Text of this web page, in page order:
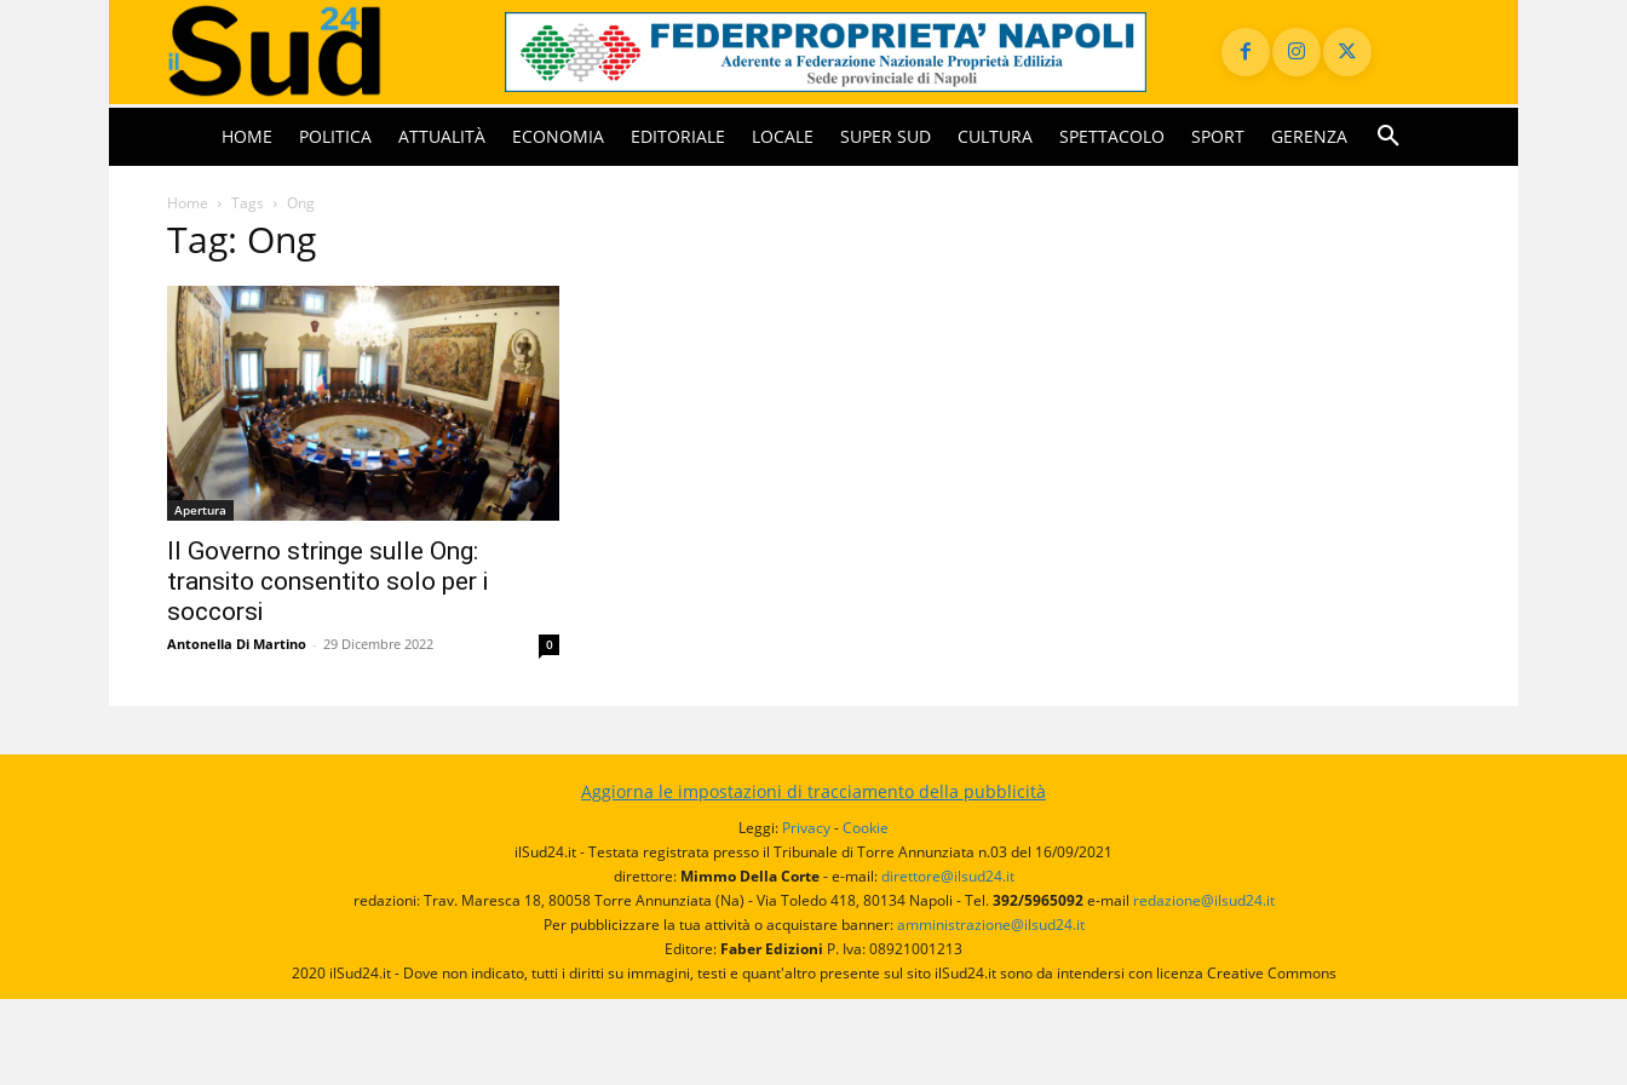
HOME POLITICA ATTUALITÀ ECONOMIA EDITORIALE LOCALE SUPER SUD CULTURA SPETTACOLO SPORT GERENZA
Home Tags Ong
Tag: Ong
Apertura
Il Governo stringe sulle Ong:
transito consentito solo per i
soccorsi
Antonella Di Martino - 29 Dicembre 2022 0
Aggiorna le impostazioni di tracciamento della pubblicità
Leggi: Privacy-Cookie
ilSud24.it - Testata registrata presso il Tribunale di Torre Annunziata n.03 del 16/09/2021
direttore:Mimmo Della Corte- e-mail:direttore@ilsud24.it
redazioni: Trav. Maresca 18, 80058 Torre Annunziata (Na) - Via Toledo 418, 80134 Napoli - Tel.392/5965092e-mail redazione@ilsud24.it
Per pubblicizzare la tua attività o acquistare banner:amministrazione@ilsud24.it
Editore: Faber Edizioni P. Iva: 08921001213
2020 ilSud24.it - Dove non indicato, tutti i diritti su immagini, testi e quant'altro presente sul sito ilSud24.it sono da intendersi con licenza Creative Commons